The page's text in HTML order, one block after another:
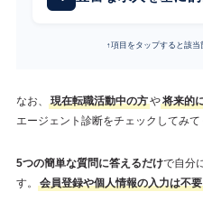
↑項目をタップすると該
なお、 現在転職活動中の方や将来的
エージェント診断をチェックしてみて
5つの簡単な質問に答えるだけで自分
す。
会員登録や個人情報の入力は不要